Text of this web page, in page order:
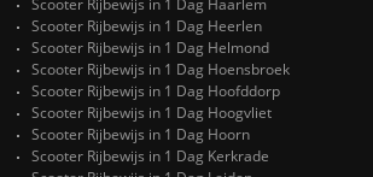
Scooter Rijbewijs in 1 Dag Haarlem
Scooter Rijbewijs in 1 Dag Heerlen
Scooter Rijbewijs in 1 Dag Helmond
Scooter Rijbewijs in 1 Dag Hoensbroek
Scooter Rijbewijs in 1 Dag Hoofddorp
Scooter Rijbewijs in 1 Dag Hoogvliet
Scooter Rijbewijs in 1 Dag Hoorn
Scooter Rijbewijs in 1 Dag Kerkrade